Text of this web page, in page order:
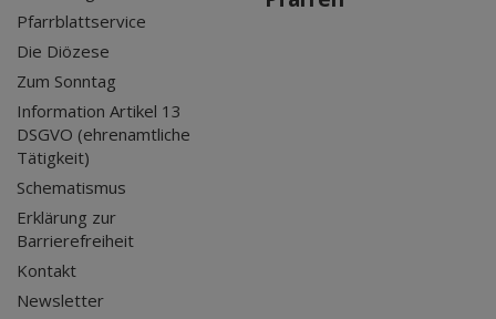
Pfarrblattservice
Die Diözese
Zum Sonntag
Information Artikel 13
DSGVO (ehrenamtliche
Tätigkeit)
Schematismus
Erklärung zur
Barrierefreiheit
Kontakt
Newsletter